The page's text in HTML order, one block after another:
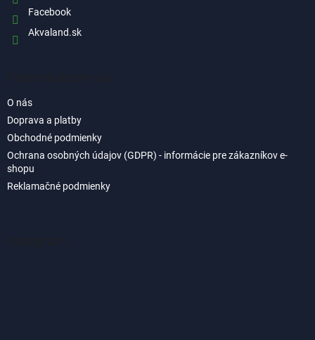
Facebook
Akvaland.sk
O nás
Doprava a platby
Obchodné podmienky
Ochrana osobných údajov (GDPR) - informácie pre zákazníkov e-
shopu
Reklamačné podmienky